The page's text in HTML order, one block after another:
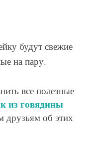
будут свежие
на пару.
все полезные
из говядины
друзьям об этих